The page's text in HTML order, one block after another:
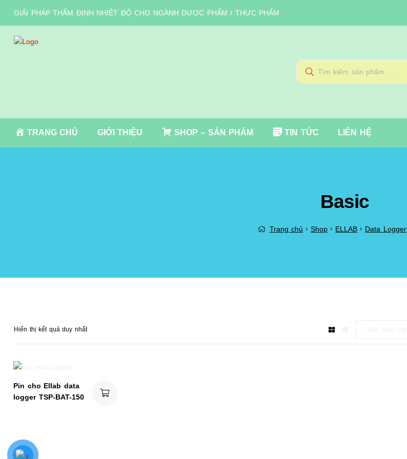
GIẢI PHÁP THẨM ĐỊNH NHIỆT ĐỘ CHO NGÀNH DƯỢC PHẨM / THỰC PHẨM
Tìm
kiếm
TRANG CHỦ GIỚI THIỆU SHOP – SẢN PHẨM TIN TỨC LIÊN HỆ
Basic
Trang chủ Shop ELLAB Data Logger
Hiển thị kết quả duy nhất
Pin cho Ellab data
logger TSP-BAT-150